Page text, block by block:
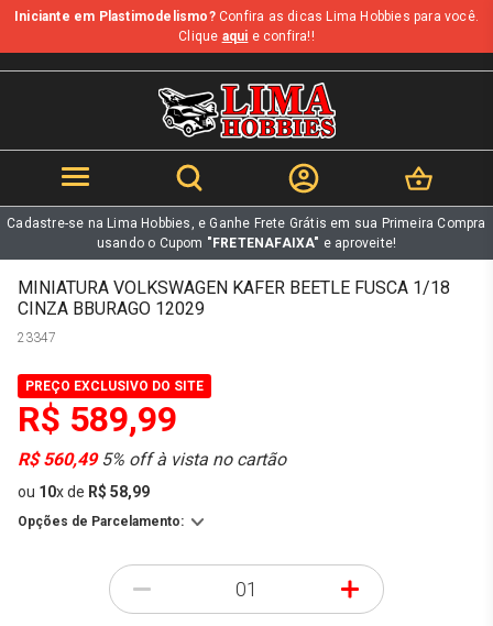
b
Iniciante em Plastimodelismo?Confira as dicas Lima Hobbies para você.
Clique aqui e confira!!
Cadastre-se na Lima Hobbies, e Ganhe Frete Grátis em sua Primeira Compra
usando o Cupom "FRETENAFAIXA" e aproveite!
MINIATURA VOLKSWAGEN KAFER BEETLE FUSCA 1/18
CINZA BBURAGO 12029
23347
PREÇO EXCLUSIVO DO SITE
R$ 589,99
R$ 560,495% off à vista no cartão
ou 10xde R$ 58,99
Opções de Parcelamento:
- +